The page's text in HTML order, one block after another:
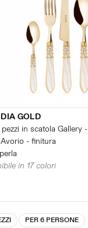
GOLD
in scatola Gallery -
- finitura
in 17 colori
PER 6 PERSONE